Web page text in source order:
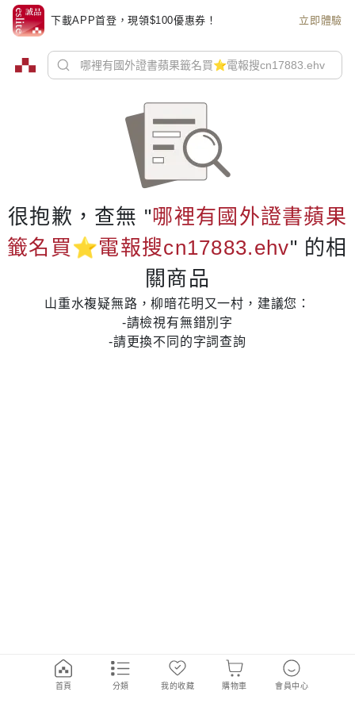
下載APP首登，現領$100優惠券！ 立即體驗
很抱歉，查無 "哪裡有國外證書蘋果
籤名買⭐️電報搜cn17883.ehv" 的相
關商品
山重水複疑無路，柳暗花明又一村，建議您：
-請檢視有無錯別字
-請更換不同的字詞查詢
首頁 分類 我的收藏 購物車 會員中心